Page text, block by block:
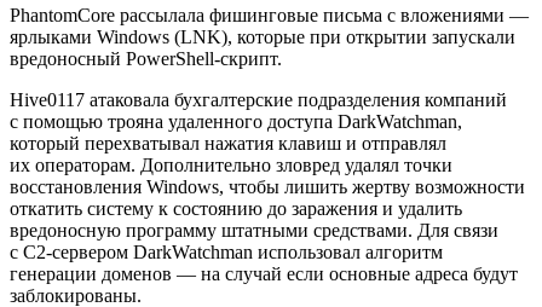
PhantomCore рассылала фишинговые письма с вложениями —
ярлыками Windows (LNK), которые при открытии запускали
вредоносный PowerShell-скрипт.
Hive0117 атаковала бухгалтерские подразделения компаний
с помощью трояна удаленного доступа DarkWatchman,
который перехватывал нажатия клавиш и отправлял
их операторам. Дополнительно зловред удалял точки
восстановления Windows, чтобы лишить жертву возможности
откатить систему к состоянию до заражения и удалить
вредоносную программу штатными средствами. Для связи
с C2-сервером DarkWatchman использовал алгоритм
генерации доменов — на случай если основные адреса будут
заблокированы.